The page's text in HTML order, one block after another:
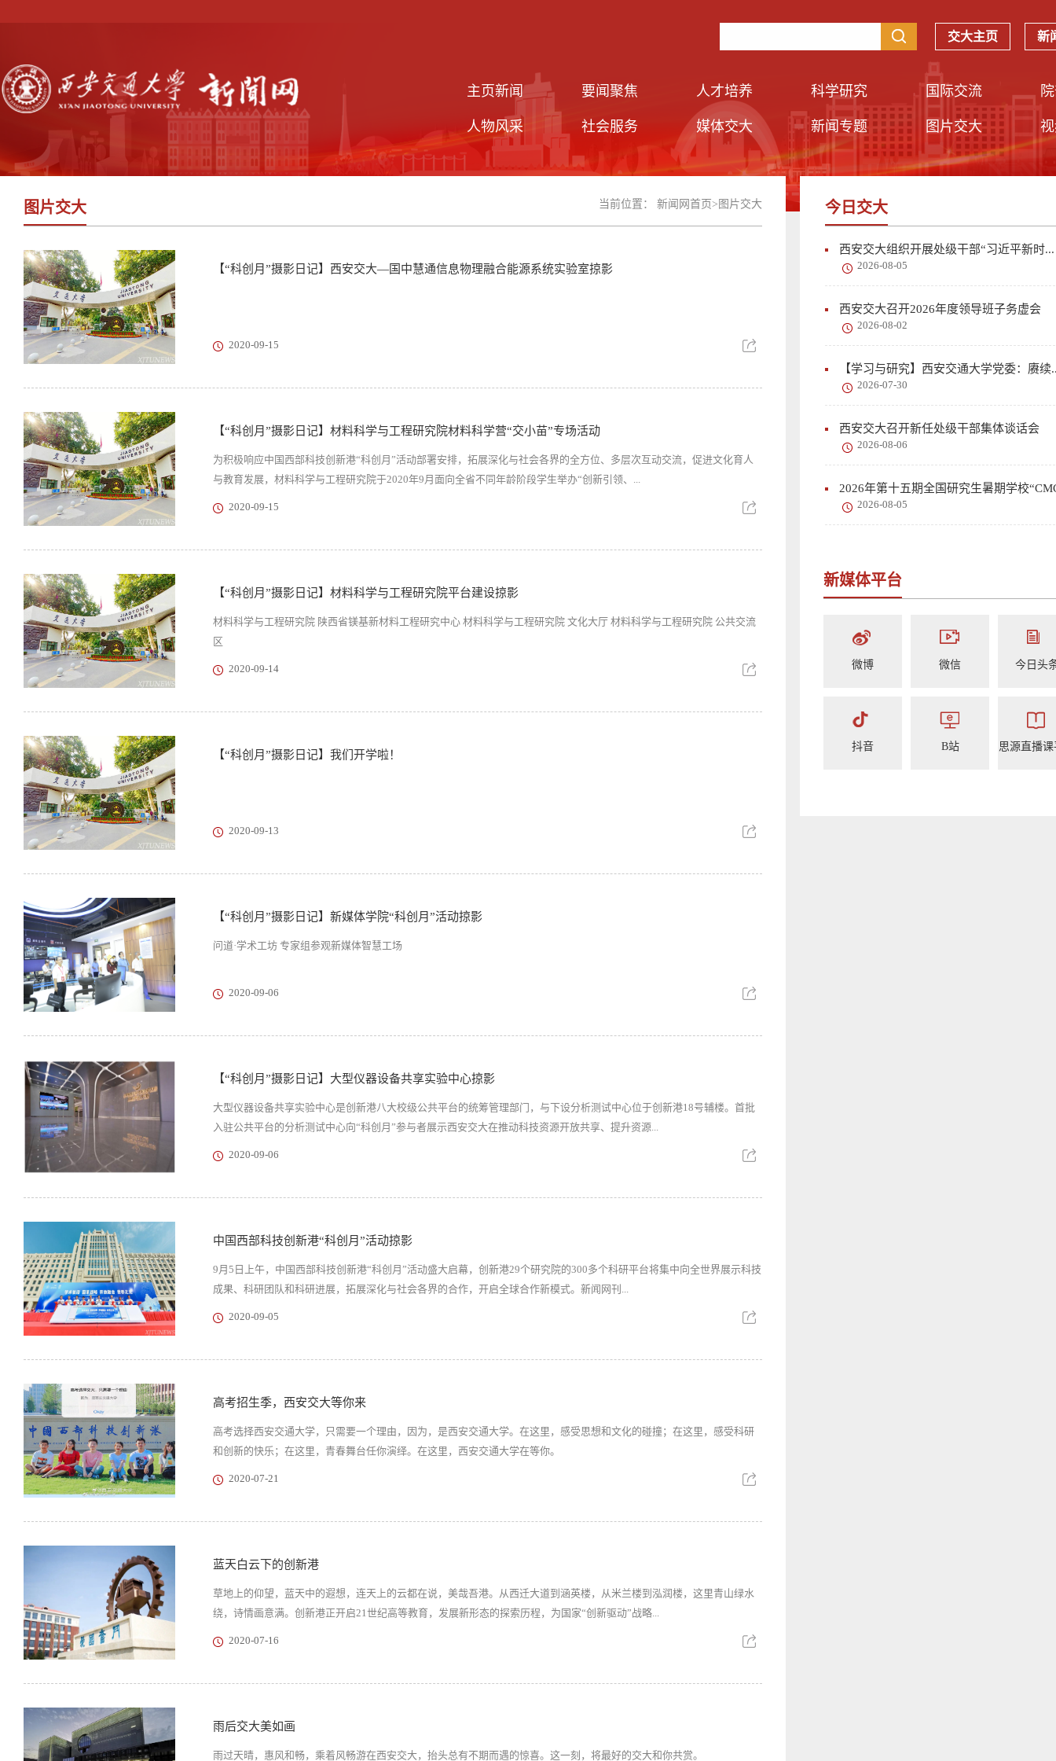
交大主页 新
主页新闻 要闻聚焦 人才培养 科学研究 国际交流
人物风采 社会服务 媒体交大 新闻专题 图片交大
当前位置： 新闻网首页> 图片交大
图片交大
【“科创月”摄影日记】西安交大—国中慧通信息物理融合能源系统实验室掠影
2020-09-15
【“科创月”摄影日记】材料科学与工程研究院材料科学营“交小苗”专场活动
为积极响应中国西部科技创新港“科创月”活动部署安排，拓展深化与社会各界的全方位、多层次互动交流，促进文化育人
与教育发展，材料科学与工程研究院于2020年9月面向全省不同年龄阶段学生举办“创新引领、...
2020-09-15
【“科创月”摄影日记】材料科学与工程研究院平台建设掠影
材料科学与工程研究院 陕西省镁基新材料工程研究中心 材料科学与工程研究院 文化大厅 材料科学与工程研究院 公共交流
区
2020-09-14
【“科创月”摄影日记】我们开学啦！
2020-09-13
【“科创月”摄影日记】新媒体学院“科创月”活动掠影
问道·学术工坊 专家组参观新媒体智慧工场
2020-09-06
【“科创月”摄影日记】大型仪器设备共享实验中心掠影
大型仪器设备共享实验中心是创新港八大校级公共平台的统筹管理部门，与下设分析测试中心位于创新港18号辅楼。首批
入驻公共平台的分析测试中心向“科创月”参与者展示西安交大在推动科技资源开放共享、提升资源...
2020-09-06
中国西部科技创新港“科创月”活动掠影
9月5日上午，中国西部科技创新港“科创月”活动盛大启幕，创新港29个研究院的300多个科研平台将集中向全世界展示科技
成果、科研团队和科研进展，拓展深化与社会各界的合作，开启全球合作新模式。新闻网刊...
2020-09-05
高考招生季，西安交大等你来
高考选择西安交通大学，只需要一个理由，因为，是西安交通大学。在这里，感受思想和文化的碰撞；在这里，感受科研
和创新的快乐；在这里，青春舞台任你演绎。在这里，西安交通大学在等你。
2020-07-21
蓝天白云下的创新港
草地上的仰望，蓝天中的遐想，连天上的云都在说，美哉吾港。从西迁大道到涵英楼，从米兰楼到泓润楼，这里青山绿水
绕，诗情画意满。创新港正开启21世纪高等教育，发展新形态的探索历程，为国家“创新驱动”战略...
2020-07-16
雨后交大美如画
雨过天晴，惠风和畅，乘着风畅游在西安交大，抬头总有不期而遇的惊喜。这一刻，将最好的交大和你共赏。
今日交大
西安交大组织开展处级干部“习近平新时...
2026-08-05
西安交大召开2026年度领导班子务虚会
2026-08-02
【学习与研究】西安交通大学党委：赓续
2026-07-30
西安交大召开新任处级干部集体谈话会
2026-08-06
2026年第十五期全国研究生暑期学校
2026-08-05
新媒体平台
微博 微信 今日头
抖音 B站 思源直播课